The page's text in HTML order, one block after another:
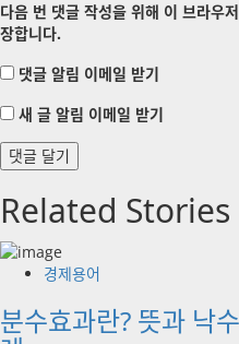
다음 번 댓글 작성을 위해 이 브라우
장합니다.
댓글 알림 이메일 받기
새 글 알림 이메일 받기
Related Stories
경제용어
분수효과란? 뜻과 낙